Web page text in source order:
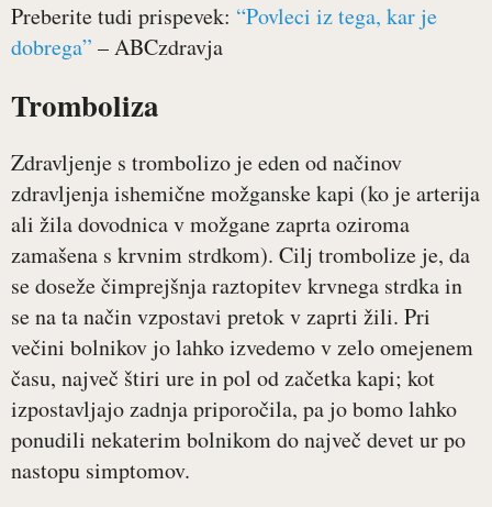
Preberite tudi prispevek: “Povleci iz tega, kar je
dobrega” – ABCzdravja
Tromboliza
Zdravljenje s trombolizo je eden od načinov
zdravljenja ishemične možganske kapi (ko je arterija
ali žila dovodnica v možgane zaprta oziroma
zamašena s krvnim strdkom). Cilj trombolize je, da
se doseže čimprejšnja raztopitev krvnega strdka in
se na ta način vzpostavi pretok v zaprti žili. Pri
večini bolnikov jo lahko izvedemo v zelo omejenem
času, največ štiri ure in pol od začetka kapi; kot
izpostavljajo zadnja priporočila, pa jo bomo lahko
ponudili nekaterim bolnikom do največ devet ur po
nastopu simptomov.